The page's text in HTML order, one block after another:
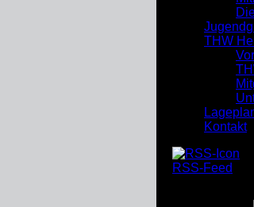
THW
Kontakt
RSS-Feed